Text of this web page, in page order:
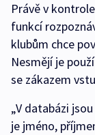
Právě v
funkcí
klubům chce
Nesmějí je
se zákazem
„V databázi
je jméno,